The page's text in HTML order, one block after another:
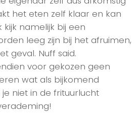
het eten zelf klaar en kan
kijk namelijk bij een
leeg zijn bij het afruimen,
geval. Nuff said.
voor gekozen geen
wat als bijkomend
niet in de frituurlucht